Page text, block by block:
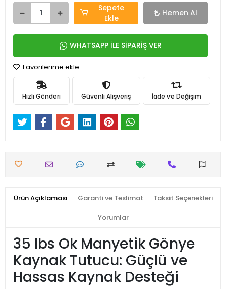
Sepete
Ekle
Hemen Al
WHATSAPP İLE SİPARİŞ VER
Favorilerime ekle
Hızlı Gönderi Güvenli Alışveriş İade ve Değişim
Ürün Açıklaması Garanti ve Teslimat Taksit Seçenekleri
Yorumlar
35 lbs Ok Manyetik Gönye
Kaynak Tutucu: Güçlü ve
Hassas Kaynak Desteği